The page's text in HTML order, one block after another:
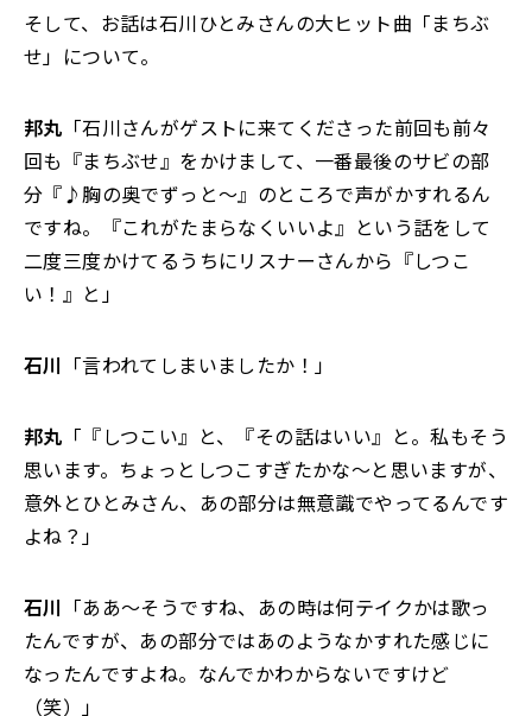
そして、お話は石川ひとみさんの大ヒット曲「まちぶ
せ」について。
邦丸 「石川さんがゲストに来てくださった前回も前々
回も『まちぶせ』をかけまして、一番最後のサビの部
分『♪胸の奥でずっと～』のところで声がかすれるん
ですね。『これがたまらなくいいよ』という話をして
二度三度かけてるうちにリスナーさんから『しつこ
い！』と」
石川 「言われてしまいましたか！」
邦丸 「『しつこい』と、『その話はいい』と。私もそう
思います。ちょっとしつこすぎたかな～と思いますが、
意外とひとみさん、あの部分は無意識でやってるんです
よね？」
石川 「ああ～そうですね、あの時は何テイクかは歌っ
たんですが、あの部分ではあのようなかすれた感じに
なったんですよね。なんでかわからないですけど
（笑）」